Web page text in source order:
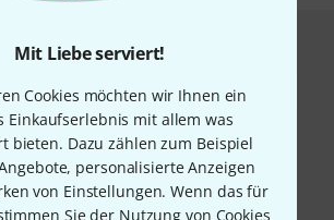
Mit Liebe serviert!
Cookies möchten wir Ihnen ein
Einkaufserlebnis mit allem was
bieten. Dazu zählen zum Beispiel
personalisierte Anzeigen
von Einstellungen. Wenn das für
Sie der Nutzung von Cookies
& bezahlen
und sicher per Nachnahme,
Pay,Klarna Sofort bezahlen,